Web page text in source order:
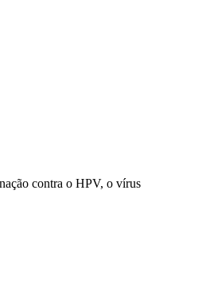
contra o HPV, o vírus